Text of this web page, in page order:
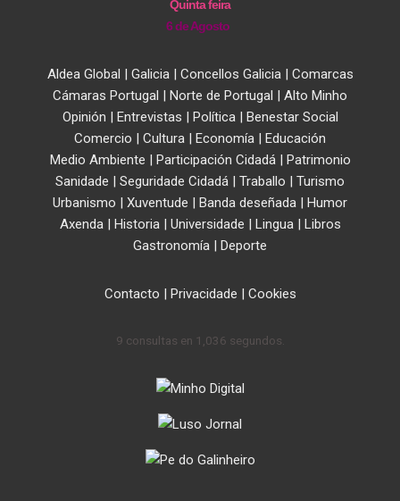
Quinta feira
6 de Agosto
Aldea Global | Galicia| Concellos Galicia| Comarcas
Cámaras Portugal | Norte de Portugal | Alto Minho
Opinión | Entrevistas | Política| Benestar Social
Comercio | Cultura | Economía | Educación
Medio Ambiente | Participación Cidadá| Patrimonio
Sanidade | Seguridade Cidadá | Traballo | Turismo
Urbanismo | Xuventude | Banda deseñada | Humor
Axenda| Historia| Universidade | Lingua| Libros
Gastronomía | Deporte
Contacto | Privacidade | Cookies
9 consultas en 1,036 segundos.